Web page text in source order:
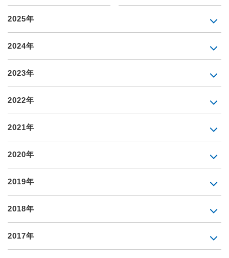
2025年
2024年
2023年
2022年
2021年
2020年
2019年
2018年
2017年